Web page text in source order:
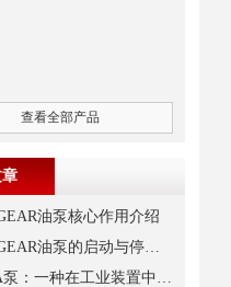
查看全部产品
油泵核心作用介绍
美国OILGEAR油泵的启动与停机操作注意
LOWARA泵：一种在工业装置中广泛使用的泵